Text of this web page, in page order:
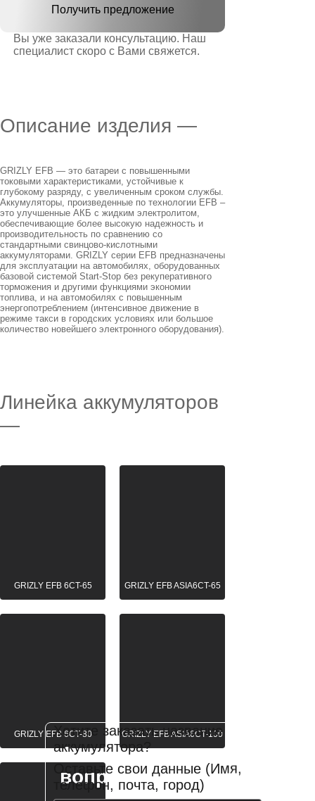
Получить предложение
Вы уже заказали консультацию. Наш
специалист скоро с Вами свяжется.
Описание изделия —
GRIZLY EFB — это батареи с повышенными
токовыми характеристиками, устойчивые к
глубокому разряду, с увеличенным сроком службы.
Аккумуляторы, произведенные по технологии EFB –
это улучшенные АКБ с жидким электролитом,
обеспечивающие более высокую надежность и
производительность по сравнению со
стандартными свинцово-кислотными
аккумуляторами. GRIZLY серии EFB предназначены
для эксплуатации на автомобилях, оборудованных
базовой системой Start-Stop без рекуперативного
торможения и другими функциями экономии
топлива, и на автомобилях с повышенным
энергопотреблением (интенсивное движение в
режиме такси в городских условиях или большое
количество новейшего электронного оборудования).
Линейка аккумуляторов
—
GRIZLY EFB 6CT-65 GRIZLY EFB ASIA6CT-65
GRIZLY EFB 6CT-80 GRIZLY EFB ASIA6CT-100
Остались
вопросы?
Хотите заказатьназвание
аккумулятора?
Оставьте свои данные (Имя,
телефон, почта, город)